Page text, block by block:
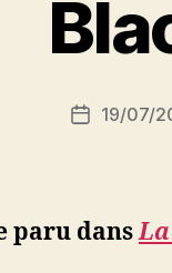
Date19/07/
paru dans